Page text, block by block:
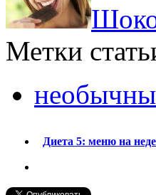
Метки
Диета 5: меню на